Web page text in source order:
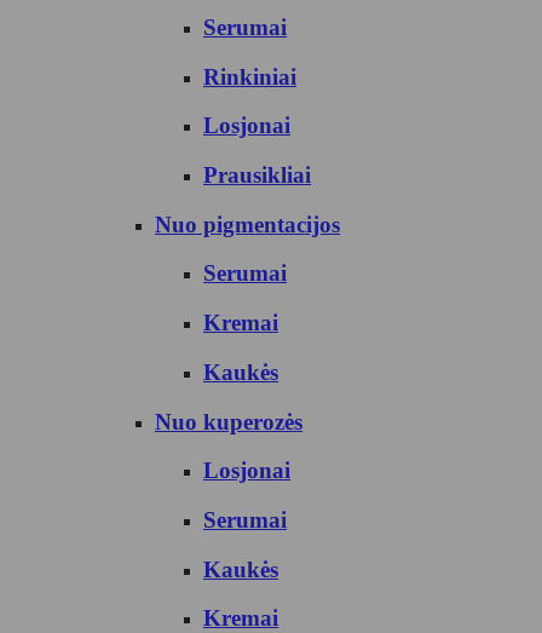
Serumai
Rinkiniai
Losjonai
Prausikliai
Nuo pigmentacijos
Serumai
Kremai
Kaukės
Nuo kuperozės
Losjonai
Serumai
Kaukės
Kremai